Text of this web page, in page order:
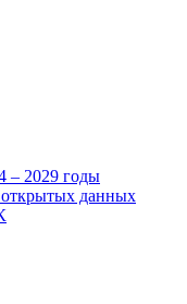
– 2029 годы
данных